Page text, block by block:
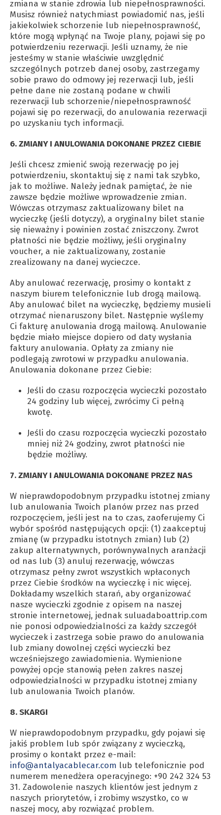
zmiana w stanie zdrowia lub niepełnosprawności.
Musisz również natychmiast powiadomić nas, jeśli
jakiekolwiek schorzenie lub niepełnosprawność,
które mogą wpłynąć na Twoje plany, pojawi się po
potwierdzeniu rezerwacji. Jeśli uznamy, że nie
jesteśmy w stanie właściwie uwzględnić
szczególnych potrzeb danej osoby, zastrzegamy
sobie prawo do odmowy jej rezerwacji lub, jeśli
pełne dane nie zostaną podane w chwili
rezerwacji lub schorzenie/niepełnosprawność
pojawi się po rezerwacji, do anulowania rezerwacji
po uzyskaniu tych informacji.
6. ZMIANY I ANULOWANIA DOKONANE PRZEZ CIEBIE
Jeśli chcesz zmienić swoją rezerwację po jej
potwierdzeniu, skontaktuj się z nami tak szybko,
jak to możliwe. Należy jednak pamiętać, że nie
zawsze będzie możliwe wprowadzenie zmian.
Wówczas otrzymasz zaktualizowany bilet na
wycieczkę (jeśli dotyczy), a oryginalny bilet stanie
się nieważny i powinien zostać zniszczony. Zwrot
płatności nie będzie możliwy, jeśli oryginalny
voucher, a nie zaktualizowany, zostanie
zrealizowany na danej wycieczce.
Aby anulować rezerwację, prosimy o kontakt z
naszym biurem telefonicznie lub drogą mailową.
Aby anulować bilet na wycieczkę, będziemy musieli
otrzymać nienaruszony bilet. Następnie wyślemy
Ci fakturę anulowania drogą mailową. Anulowanie
będzie miało miejsce dopiero od daty wysłania
faktury anulowania. Opłaty za zmiany nie
podlegają zwrotowi w przypadku anulowania.
Anulowania dokonane przez Ciebie:
Jeśli do czasu rozpoczęcia wycieczki pozostało
24 godziny lub więcej, zwrócimy Ci pełną
kwotę.
Jeśli do czasu rozpoczęcia wycieczki pozostało
mniej niż 24 godziny, zwrot płatności nie
będzie możliwy.
7. ZMIANY I ANULOWANIA DOKONANE PRZEZ NAS
W nieprawdopodobnym przypadku istotnej zmiany
lub anulowania Twoich planów przez nas przed
rozpoczęciem, jeśli jest na to czas, zaoferujemy Ci
wybór spośród następujących opcji: (1) zaakceptuj
zmianę (w przypadku istotnych zmian) lub (2)
zakup alternatywnych, porównywalnych aranżacji
od nas lub (3) anuluj rezerwację, wówczas
otrzymasz pełny zwrot wszystkich wpłaconych
przez Ciebie środków na wycieczkę i nic więcej.
Dokładamy wszelkich starań, aby organizować
nasze wycieczki zgodnie z opisem na naszej
stronie internetowej, jednak suluadaboattrip.com
nie ponosi odpowiedzialności za każdy szczegół
wycieczek i zastrzega sobie prawo do anulowania
lub zmiany dowolnej części wycieczki bez
wcześniejszego zawiadomienia. Wymienione
powyżej opcje stanowią pełen zakres naszej
odpowiedzialności w przypadku istotnej zmiany
lub anulowania Twoich planów.
8. SKARGI
W nieprawdopodobnym przypadku, gdy pojawi się
jakiś problem lub spór związany z wycieczką,
prosimy o kontakt przez e-mail:
info@antalyacablecar.com lub telefonicznie pod
numerem menedżera operacyjnego: +90 242 324 53
31. Zadowolenie naszych klientów jest jednym z
naszych priorytetów, i zrobimy wszystko, co w
naszej mocy, aby rozwiązać problem.